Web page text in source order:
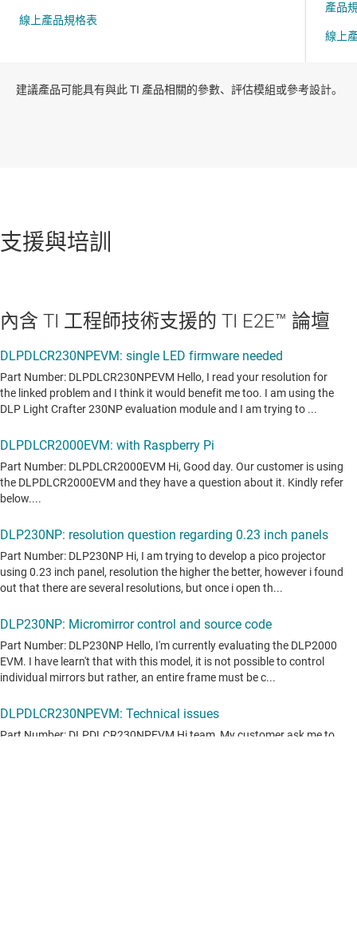
建議產品可能具有與此 TI 產品相關的參數、評估模組或參考設計。
支援與培訓
內含 TI 工程師技術支援的 TI E2E™ 論壇